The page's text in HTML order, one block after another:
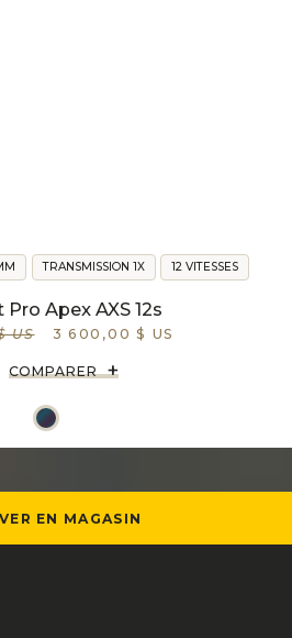
Apex AXS 12s
US 3 600,00 $ US
TRANSMISSION 1X 12 VITESSES
COMPARER +
EN MAGASIN